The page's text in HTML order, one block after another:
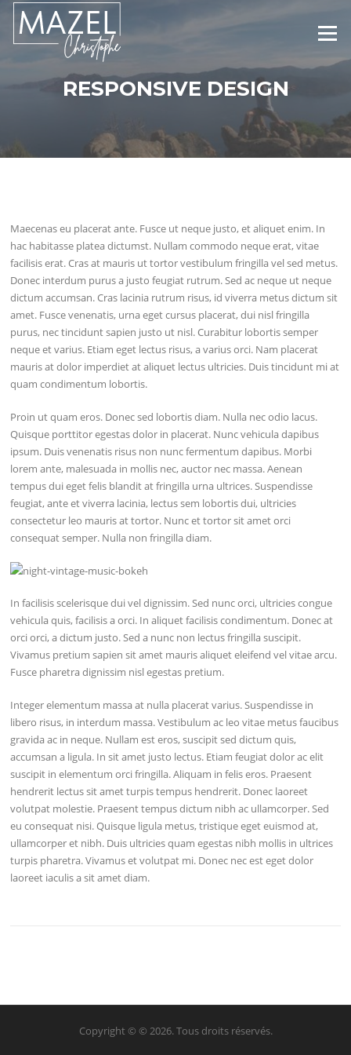
Aller
contenu
Menu
RESPONSIVE DESIGN
Maecenas eu placerat ante. Fusce ut neque justo, et aliquet enim. In
hac habitasse platea dictumst. Nullam commodo neque erat, vitae
facilisis erat. Cras at mauris ut tortor vestibulum fringilla vel sed metus.
Donec interdum purus a justo feugiat rutrum. Sed ac neque ut neque
dictum accumsan. Cras lacinia rutrum risus, id viverra metus dictum sit
amet. Fusce venenatis, urna eget cursus placerat, dui nisl fringilla
purus, nec tincidunt sapien justo ut nisl. Curabitur lobortis semper
neque et varius. Etiam eget lectus risus, a varius orci. Nam placerat
mauris at dolor imperdiet at aliquet lectus ultricies. Duis tincidunt mi at
quam condimentum lobortis.
Proin ut quam eros. Donec sed lobortis diam. Nulla nec odio lacus.
Quisque porttitor egestas dolor in placerat. Nunc vehicula dapibus
ipsum. Duis venenatis risus non nunc fermentum dapibus. Morbi
lorem ante, malesuada in mollis nec, auctor nec massa. Aenean
tempus dui eget felis blandit at fringilla urna ultrices. Suspendisse
feugiat, ante et viverra lacinia, lectus sem lobortis dui, ultricies
consectetur leo mauris at tortor. Nunc et tortor sit amet orci
consequat semper. Nulla non fringilla diam.
In facilisis scelerisque dui vel dignissim. Sed nunc orci, ultricies congue
vehicula quis, facilisis a orci. In aliquet facilisis condimentum. Donec at
orci orci, a dictum justo. Sed a nunc non lectus fringilla suscipit.
Vivamus pretium sapien sit amet mauris aliquet eleifend vel vitae arcu.
Fusce pharetra dignissim nisl egestas pretium.
Integer elementum massa at nulla placerat varius. Suspendisse in
libero risus, in interdum massa. Vestibulum ac leo vitae metus faucibus
gravida ac in neque. Nullam est eros, suscipit sed dictum quis,
accumsan a ligula. In sit amet justo lectus. Etiam feugiat dolor ac elit
suscipit in elementum orci fringilla. Aliquam in felis eros. Praesent
hendrerit lectus sit amet turpis tempus hendrerit. Donec laoreet
volutpat molestie. Praesent tempus dictum nibh ac ullamcorper. Sed
eu consequat nisi. Quisque ligula metus, tristique eget euismod at,
ullamcorper et nibh. Duis ultricies quam egestas nibh mollis in ultrices
turpis pharetra. Vivamus et volutpat mi. Donec nec est eget dolor
laoreet iaculis a sit amet diam.
Copyright © © 2026. Tous droits réservés.